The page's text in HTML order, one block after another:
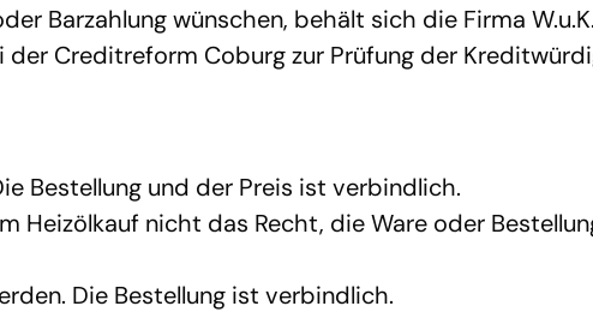
Barzahlung wünschen, behält sich die Firma
der Creditreform Coburg zur Prüfung der
Bestellung und der Preis ist verbindlich.
Heizölkauf nicht das Recht, die Ware oder
Die Bestellung ist verbindlich.